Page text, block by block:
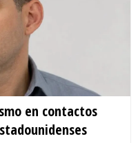
en contactos